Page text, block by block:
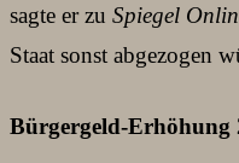
sagte er zu Spiegel
Staat sonst abgezogen
Bürgergeld-